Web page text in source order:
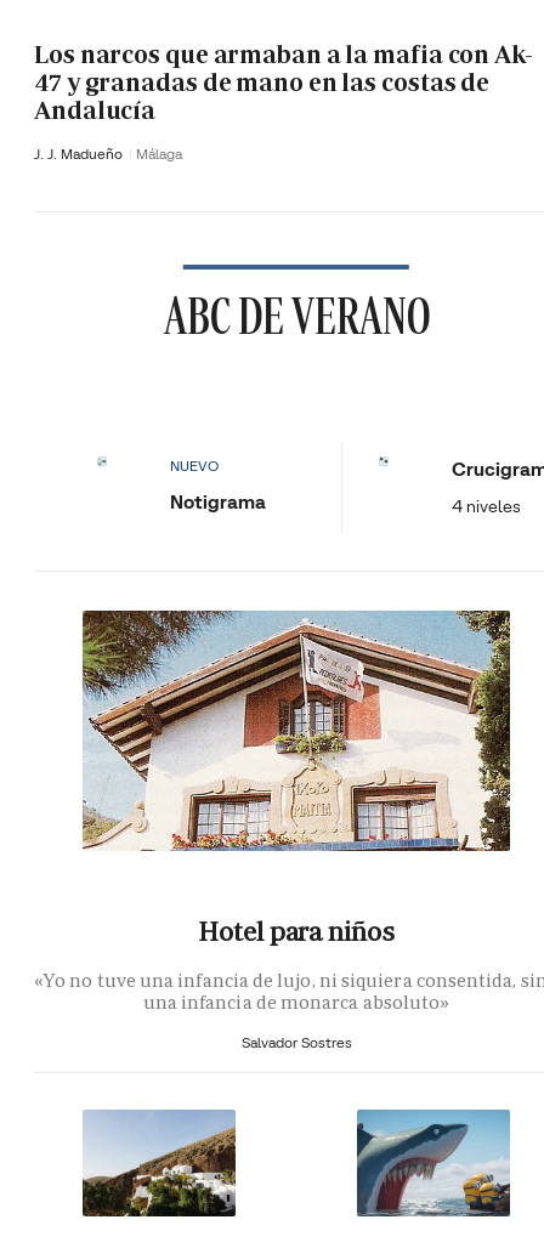
Los narcos que armaban a la mafia con Ak-
47 y granadas de mano en las costas de
Andalucía
J. J. Madueño Málaga
ABC DE VERANO
NUEVO
Notigrama 4 niveles
Hotel para niños
«Yo no tuve una infancia de lujo, ni siquiera consentida,
una infancia de monarca absoluto»
Salvador Sostres